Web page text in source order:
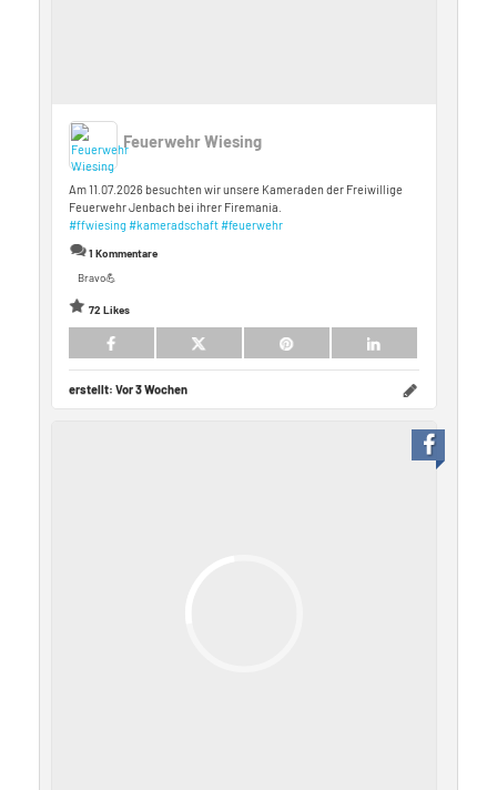
Feuerwehr Wiesing
Am 11.07.2026 besuchten wir unsere Kameraden der Freiwillige
Feuerwehr Jenbach bei ihrer Firemania.
#ffwiesing#kameradschaft#feuerwehr
1 Kommentare
Bravo💪
72 Likes
erstellt: Vor 3 Wochen